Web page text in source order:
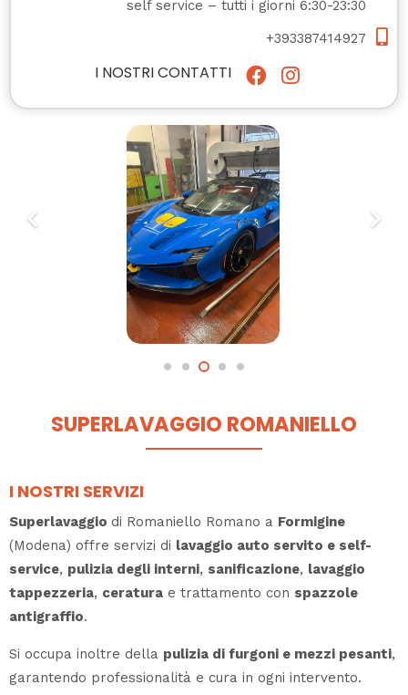
self service – tutti i giorni 6:30-23:30
+393387414927
I NOSTRI CONTATTI
SUPERLAVAGGIO ROMANIELLO
I NOSTRI SERVIZI
Superlavaggio di Romaniello Romano a Formigine
(Modena) offre servizi di lavaggio auto servito e self-
service, pulizia degli interni, sanificazione, lavaggio
tappezzeria, ceratura e trattamento con spazzole
antigraffio.
Si occupa inoltre della pulizia di furgoni e mezzi pesanti,
garantendo professionalità e cura in ogni intervento.